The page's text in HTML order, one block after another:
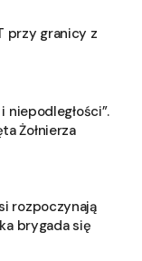
przy granicy z
niepodległości”.
Żołnierza
rozpoczynają
brygada się